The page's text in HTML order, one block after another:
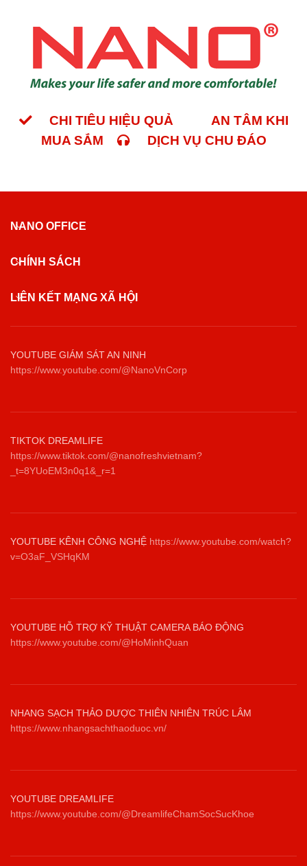
CHI TIÊU HIỆU QUẢ
AN TÂM KHI
MUA SẮM
DỊCH VỤ CHU ĐÁO
NANO OFFICE
CHÍNH SÁCH
LIÊN KẾT MẠNG XÃ HỘI
YOUTUBE GIÁM SÁT AN NINH
https://www.youtube.com/@NanoVnCorp
TIKTOK DREAMLIFE
https://www.tiktok.com/@nanofreshvietnam?
_t=8YUoEM3n0q1&_r=1
YOUTUBE KÊNH CÔNG NGHỆ https://www.youtube.com/watch?
v=O3aF_VSHqKM
YOUTUBE HỖ TRỢ KỸ THUẬT CAMERA BÁO ĐỘNG
https://www.youtube.com/@HoMinhQuan
NHANG SẠCH THẢO DƯỢC THIÊN NHIÊN TRÚC LÂM
https://www.nhangsachthaoduoc.vn/
YOUTUBE DREAMLIFE
https://www.youtube.com/@DreamlifeChamSocSucKhoe